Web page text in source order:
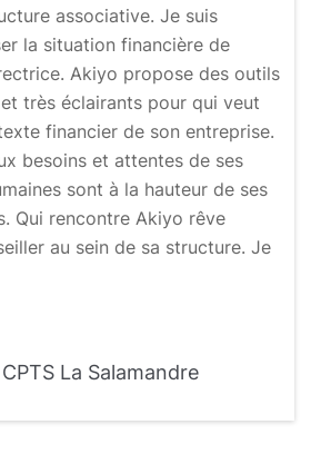
associative. Je suis
la situation financière de
Akiyo propose des outils
très éclairants pour qui veut
financier de son entreprise.
besoins et attentes de ses
sont à la hauteur de ses
Qui rencontre Akiyo rêve
au sein de sa structure. Je
La Salamandre